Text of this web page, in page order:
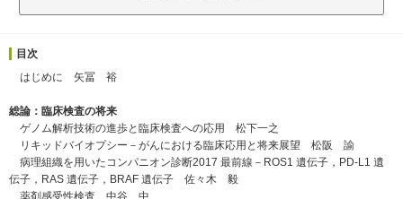
目次
はじめに 矢冨 裕
総論：臨床検査の将来
ゲノム解析技術の進歩と臨床検査への応用 松下一之
リキッドバイオプシー－がんにおける臨床応用と将来展望 松阪 諭
病理組織を用いたコンパニオン診断2017 最前線－ROS1 遺伝子，PD-L1 遺
伝子，RAS 遺伝子，BRAF 遺伝子 佐々木 毅
薬剤感受性検査 中谷 中